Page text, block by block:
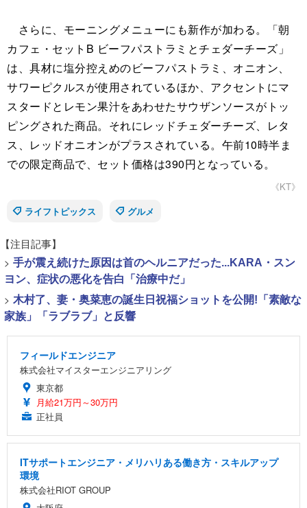
さらに、モーニングメニューにも新作が加わる。「朝
カフェ・セットB ビーフパストラミとチェダーチーズ」
は、具材に塩分控えめのビーフパストラミ、オニオン、
サワーピクルスが使用されているほか、アクセントにマ
スタードとレモン果汁をあわせたサウザンソースがトッ
ピングされた商品。それにレッドチェダーチーズ、レタ
ス、レッドオニオンがプラスされている。午前10時半ま
での限定商品で、セット価格は390円となっている。
《KT》
ライフトピックス
グルメ
【注目記事】
> 手が震え続けた原因は首のヘルニアだった...KARA・スン
ヨン、症状の悪化を告白「治療中だ」
> 木村了、妻・奥菜恵の誕生日祝福ショットを公開!「素敵な
家族」「ラブラブ」と反響
フィールドエンジニア
株式会社マイスターエンジニアリング
東京都
月給21万円～30万円
正社員
ITサポートエンジニア・メリハリある働き方・スキルアップ
環境
株式会社RIOT GROUP